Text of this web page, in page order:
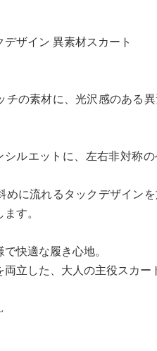
ザイン 異素材スカート
チの素材に、光沢感のある異
シルエットに、左右非対称
めに流れるタックデザイン
す。
快適な履き心地。
立した、大人の主役スカー